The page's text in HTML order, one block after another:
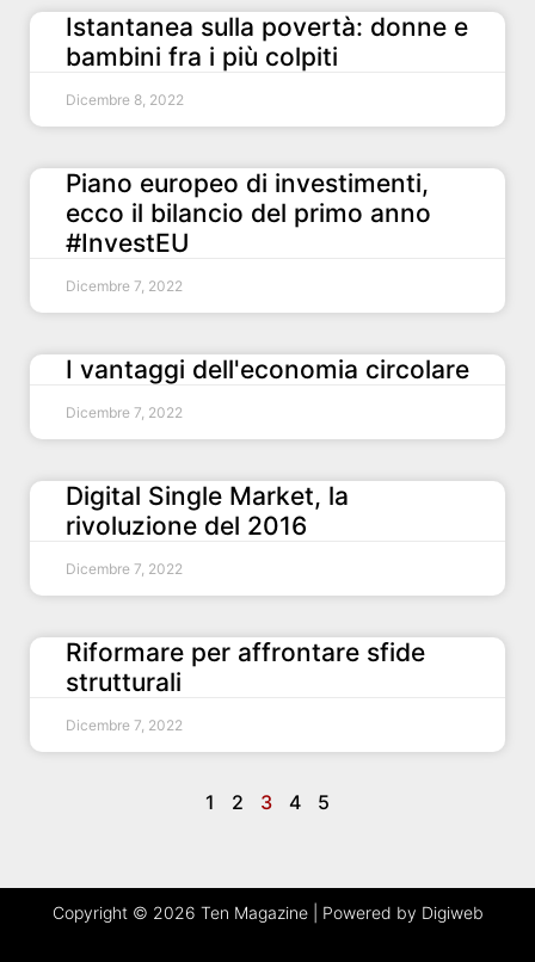
Istantanea sulla povertà: donne e
bambini fra i più colpiti
Dicembre 8, 2022
Piano europeo di investimenti,
ecco il bilancio del primo anno
#InvestEU
Dicembre 7, 2022
I vantaggi dell'economia circolare
Dicembre 7, 2022
Digital Single Market, la
rivoluzione del 2016
Dicembre 7, 2022
Riformare per affrontare sfide
strutturali
Dicembre 7, 2022
1 2 3 4 5
Copyright © 2026 Ten Magazine | Powered by Digiweb